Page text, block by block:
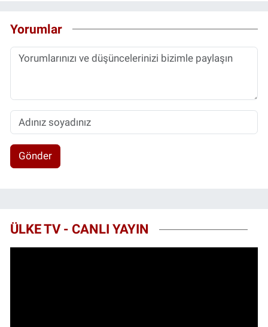
Yorumlar
Gönder
ÜLKE TV - CANLI YAYIN